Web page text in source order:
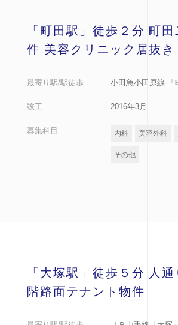
「町田駅」徒歩２分 町
件 美容クリニック居抜き
最寄り駅/駅徒歩 小田急小田原線 「
竣工 2016年3月
募集科目 内科 美容外科
その他
「大塚駅」徒歩５分 人
階路面テナント物件